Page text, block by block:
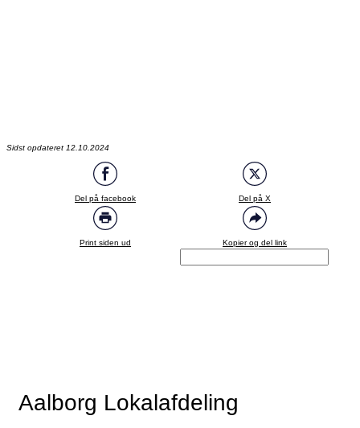
Sidst opdateret 12.10.2024
Del på facebook Del på X
Print siden ud Kopier og del link
Aalborg Lokalafdeling